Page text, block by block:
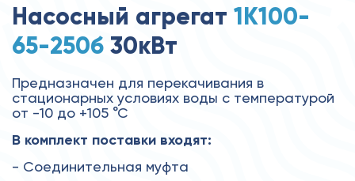
Насосный агрегат 1К100-
65-250б 30кВт
Предназначен для перекачивания в
стационарных условиях воды с температурой
от -10 до +105 °С
В комплект поставки входят:
- Соединительная муфта